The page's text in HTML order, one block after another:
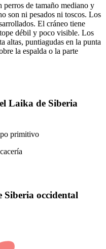
de tamaño mediano y
son ni pesados ni toscos. Los
El cráneo tiene
débil y poco visible. Los
altas, puntiagudas en la punta
la espalda o la parte
Laika de Siberia
primitivo
Siberia occidental